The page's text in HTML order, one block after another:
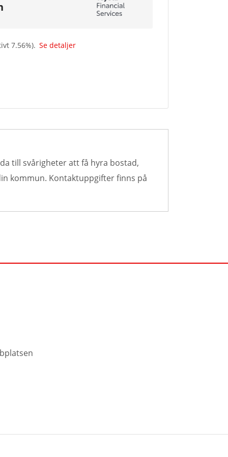
7.56%). Se detaljer
till svårigheter att få hyra bostad,
kommun. Kontaktuppgifter finns på